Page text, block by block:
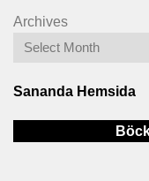
Archives
Sananda Hemsida